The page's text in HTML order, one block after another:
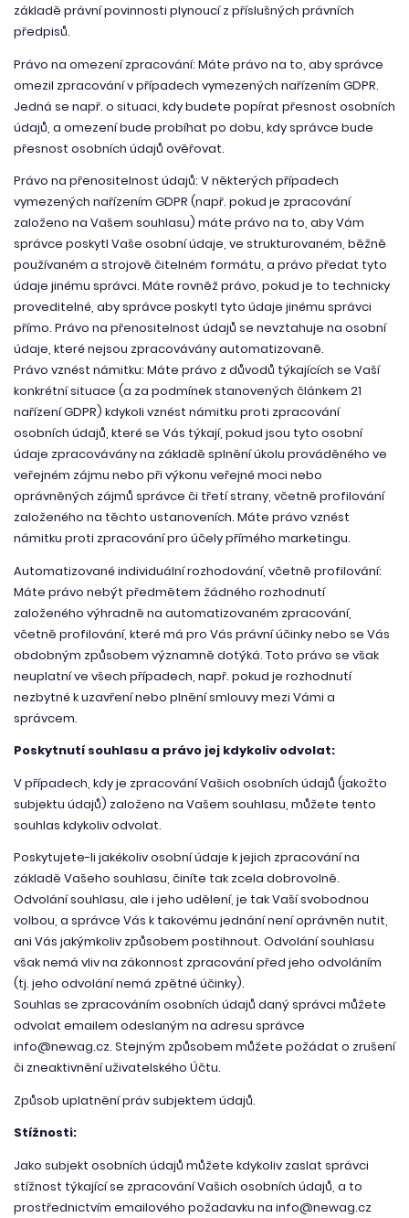
základě právní povinnosti plynoucí z příslušných právních
předpisů.
Právo na omezení zpracování: Máte právo na to, aby správce
omezil zpracování v případech vymezených nařízením GDPR.
Jedná se např. o situaci, kdy budete popírat přesnost osobních
údajů, a omezení bude probíhat po dobu, kdy správce bude
přesnost osobních údajů ověřovat.
Právo na přenositelnost údajů: V některých případech
vymezených nařízením GDPR (např. pokud je zpracování
založeno na Vašem souhlasu) máte právo na to, aby Vám
správce poskytl Vaše osobní údaje, ve strukturovaném, běžně
používaném a strojově čitelném formátu, a právo předat tyto
údaje jinému správci. Máte rovněž právo, pokud je to technicky
proveditelné, aby správce poskytl tyto údaje jinému správci
přímo. Právo na přenositelnost údajů se nevztahuje na osobní
údaje, které nejsou zpracovávány automatizovaně.
Právo vznést námitku: Máte právo z důvodů týkajících se Vaší
konkrétní situace (a za podmínek stanovených článkem 21
nařízení GDPR) kdykoli vznést námitku proti zpracování
osobních údajů, které se Vás týkají, pokud jsou tyto osobní
údaje zpracovávány na základě splnění úkolu prováděného ve
veřejném zájmu nebo při výkonu veřejné moci nebo
oprávněných zájmů správce či třetí strany, včetně profilování
založeného na těchto ustanoveních. Máte právo vznést
námitku proti zpracování pro účely přímého marketingu.
Automatizované individuální rozhodování, včetně profilování:
Máte právo nebýt předmětem žádného rozhodnutí
založeného výhradně na automatizovaném zpracování,
včetně profilování, které má pro Vás právní účinky nebo se Vás
obdobným způsobem významně dotýká. Toto právo se však
neuplatní ve všech případech, např. pokud je rozhodnutí
nezbytné k uzavření nebo plnění smlouvy mezi Vámi a
správcem.
Poskytnutí souhlasu a právo jej kdykoliv odvolat:
V případech, kdy je zpracování Vašich osobních údajů (jakožto
subjektu údajů) založeno na Vašem souhlasu, můžete tento
souhlas kdykoliv odvolat.
Poskytujete-li jakékoliv osobní údaje k jejich zpracování na
základě Vašeho souhlasu, činíte tak zcela dobrovolně.
Odvolání souhlasu, ale i jeho udělení, je tak Vaší svobodnou
volbou, a správce Vás k takovému jednání není oprávněn nutit,
ani Vás jakýmkoliv způsobem postihnout. Odvolání souhlasu
však nemá vliv na zákonnost zpracování před jeho odvoláním
(tj. jeho odvolání nemá zpětné účinky).
Souhlas se zpracováním osobních údajů daný správci můžete
odvolat emailem odeslaným na adresu správce
info@newag.cz. Stejným způsobem můžete požádat o zrušení
či zneaktivnění uživatelského Účtu.
Způsob uplatnění práv subjektem údajů.
Stížnosti:
Jako subjekt osobních údajů můžete kdykoliv zaslat správci
stížnost týkající se zpracování Vašich osobních údajů, a to
prostřednictvím emailového požadavku na info@newag.cz